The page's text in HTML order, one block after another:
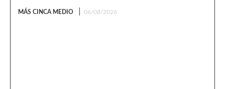
MÁS CINCA MEDIO 06/08/2026